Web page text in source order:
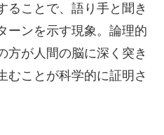
ることで、語り手と聞き
ーンを示す現象。論理的
方が人間の脳に深く突き
むことが科学的に証明さ